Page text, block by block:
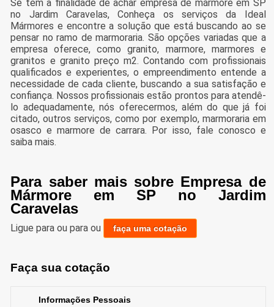
Se tem a finalidade de achar empresa de mármore em SP
no Jardim Caravelas, Conheça os serviços da Ideal
Mármores e encontre a solução que está buscando ao se
pensar no ramo de marmoraria. São opções variadas que a
empresa oferece, como granito, marmore, marmores e
granitos e granito preço m2. Contando com profissionais
qualificados e experientes, o empreendimento entende a
necessidade de cada cliente, buscando a sua satisfação e
confiança. Nossos profissionais estão prontos para atendê-
lo adequadamente, nós oferecermos, além do que já foi
citado, outros serviços, como por exemplo, marmoraria em
osasco e marmore de carrara. Por isso, fale conosco e
saiba mais.
Para saber mais sobre Empresa de
Mármore em SP no Jardim
Caravelas
Ligue paraou paraou faça uma cotação
Faça sua cotação
Informações Pessoais